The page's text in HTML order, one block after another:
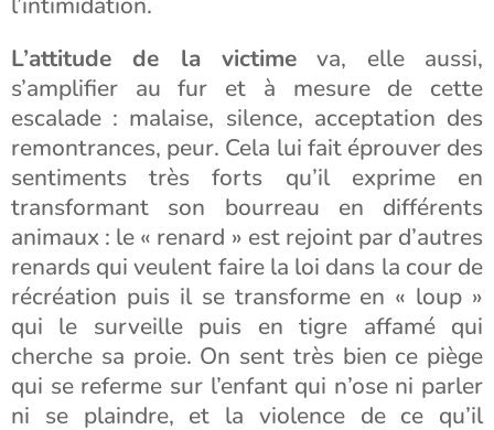
L’attitude de la victime va, elle aussi,
s’amplifier au fur et à mesure de cette
escalade : malaise, silence, acceptation des
remontrances, peur. Cela lui fait éprouver des
sentiments très forts qu’il exprime en
transformant son bourreau en différents
animaux : le « renard » est rejoint par d’autres
renards qui veulent faire la loi dans la cour de
récréation puis il se transforme en « loup »
qui le surveille puis en tigre affamé qui
cherche sa proie. On sent très bien ce piège
qui se referme sur l’enfant qui n’ose ni parler
ni se plaindre, et la violence de ce qu’il